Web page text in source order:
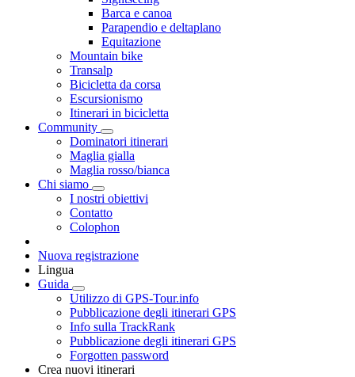
Barca e canoa
Parapendio e deltaplano
Equitazione
Mountain bike
Transalp
Bicicletta da corsa
Escursionismo
Itinerari in bicicletta
Community
Dominatori itinerari
Maglia gialla
Maglia rosso/bianca
Chi siamo
I nostri obiettivi
Contatto
Colophon
Nuova registrazione
Lingua
Guida
Utilizzo di GPS-Tour.info
Pubblicazione degli itinerari GPS
Info sulla TrackRank
Pubblicazione degli itinerari GPS
Forgotten password
Crea nuovi itinerari